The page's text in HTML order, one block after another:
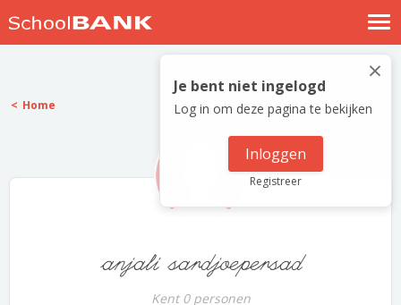
Nostalgische verhalen
Log in
Meld je gratis aan
×
Je bent niet ingelogd
Log in om deze pagina te bekijken
Inloggen
Registreer
Home
anjali sardjoepersad
Kent 0 personen